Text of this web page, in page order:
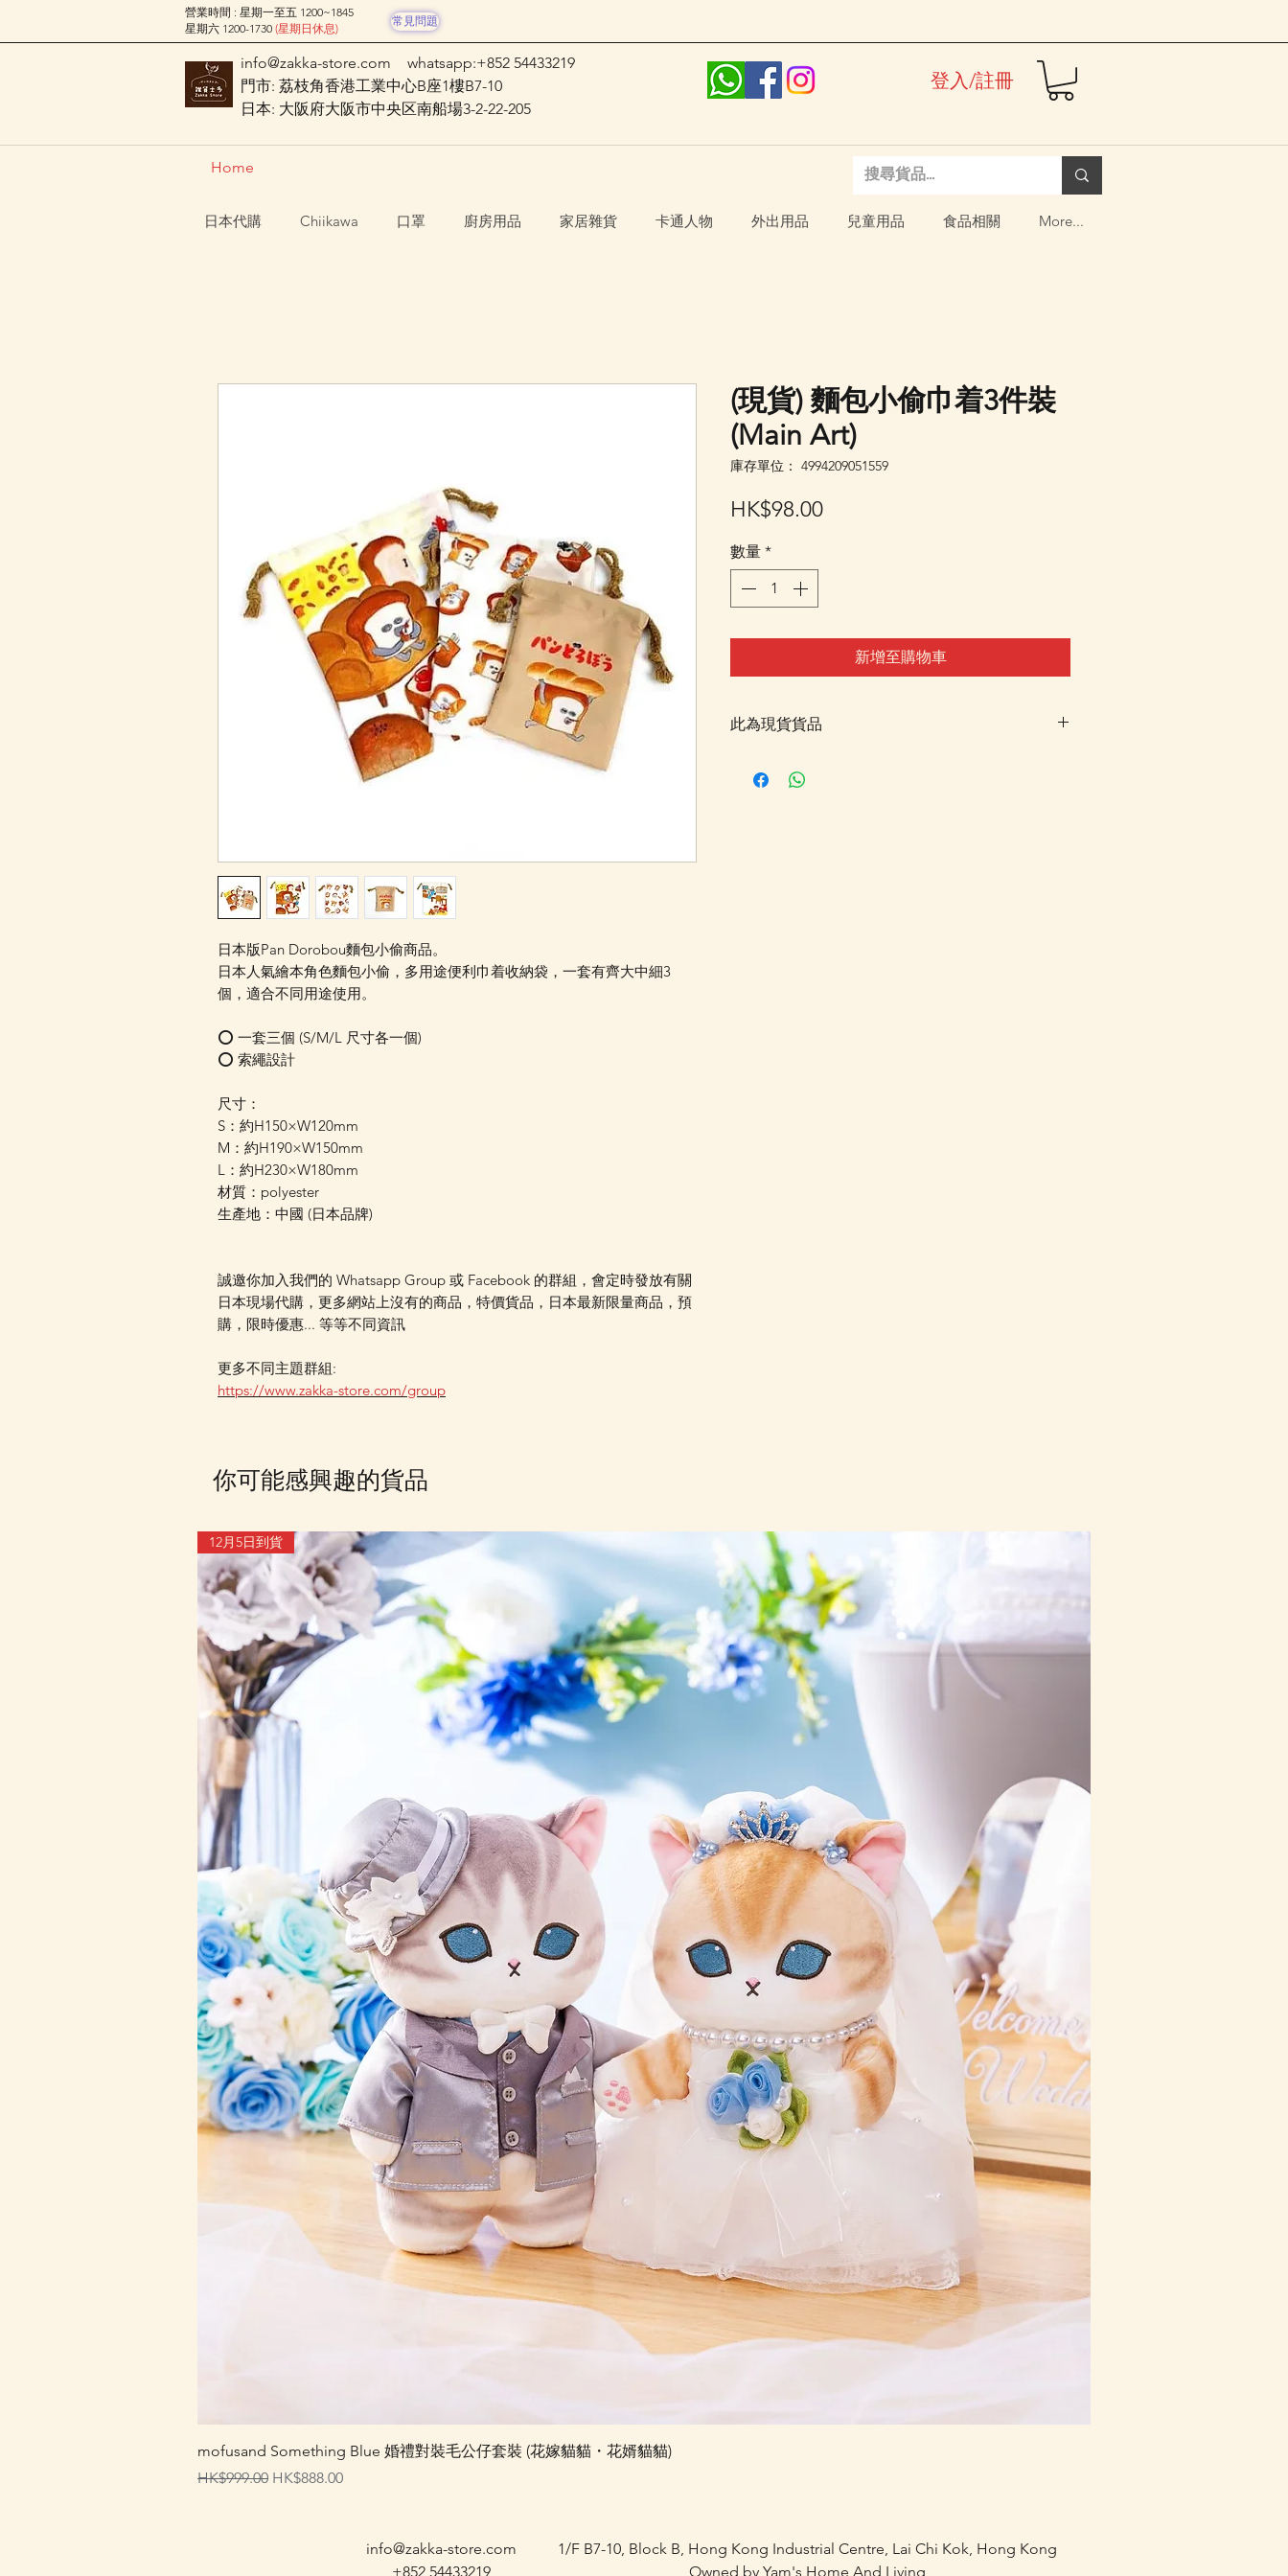
營業時間 : 星期一至五 1200~1845
星期六 1200-1730 (星期日休息)
常見問題
info@zakka-store.com
whatsapp:+852 54433219
門市: 荔枝角香港工業中心B座1樓B7-10
日本: 大阪府大阪市中央区南船場3-2-22-205
登入/註冊
Home
日本代購 Chiikawa 口罩 廚房用品 家居雜貨 卡通人物 外出用品 兒童用品 食品相關 More...
日本版Pan Dorobou麵包小偷商品。
日本人氣繪本角色麵包小偷，多用途便利巾着收納袋，一套有齊大中細3
個，適合不同用途使用。
⭕️ 一套三個 (S/M/L 尺寸各一個)
⭕️ 索繩設計
尺寸：
S：約H150×W120mm
M：約H190×W150mm
L：約H230×W180mm
材質：polyester
生產地：中國 (日本品牌)
誠邀你加入我們的 Whatsapp Group 或 Facebook 的群組，會定時發放有關
日本現場代購，更多網站上沒有的商品，特價貨品，日本最新限量商品，預
購，限時優惠... 等等不同資訊
更多不同主題群組:
https://www.zakka-store.com/group
(現貨) 麵包小偷巾着3件裝
(Main Art)
庫存單位： 4994209051559
HK$98.00價
數量 *
新增至購物車
此為現貨貨品
統顯示為"無庫存"或 未能放入購物車時, 可以
你可能感興趣的貨品
快速瀏覽
12月5日到貨
mofusand Something Blue 婚禮對裝毛公仔套裝 (花嫁貓貓・花婿貓貓)
一般價格
HK$999.00 促銷價格
HK$888.00
info@zakka-store.com
+852 54433219
1/F B7-10, Block B, Hong Kong Industrial Centre, Lai Chi Kok, Hong Kong
Owned by Yam's Home And Living